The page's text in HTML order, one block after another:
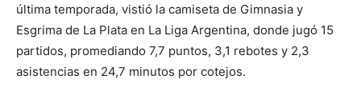
última temporada, vistió la camiseta de Gimnasia y
Esgrima de La Plata en La Liga Argentina, donde jugó 15
partidos, promediando 7,7 puntos, 3,1 rebotes y 2,3
asistencias en 24,7 minutos por cotejos.